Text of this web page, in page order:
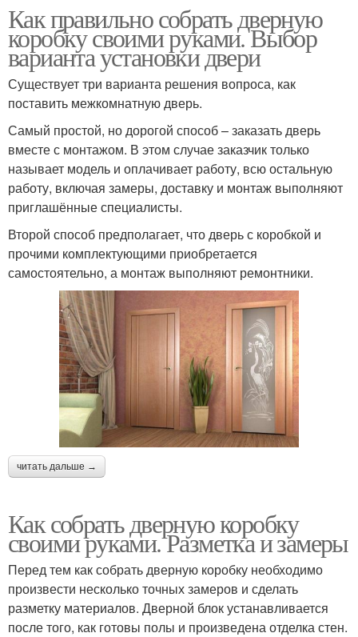
Как правильно собрать дверную
коробку своими руками. Выбор
варианта установки двери
Существует три варианта решения вопроса, как
поставить межкомнатную дверь.
Самый простой, но дорогой способ – заказать дверь
вместе с монтажом. В этом случае заказчик только
называет модель и оплачивает работу, всю остальную
работу, включая замеры, доставку и монтаж выполняют
приглашённые специалисты.
Второй способ предполагает, что дверь с коробкой и
прочими комплектующими приобретается
самостоятельно, а монтаж выполняют ремонтники.
читать дальше →
Как собрать дверную коробку
своими руками. Разметка и замеры
Перед тем как собрать дверную коробку необходимо
произвести несколько точных замеров и сделать
разметку материалов. Дверной блок устанавливается
после того, как готовы полы и произведена отделка стен.